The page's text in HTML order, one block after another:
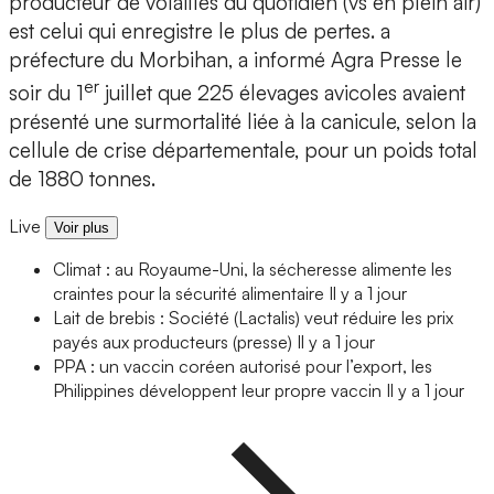
est celui qui enregistre le plus de pertes. a
préfecture du Morbihan, a informé Agra Presse le
soir du 1er juillet que 225 élevages avicoles avaient
présenté une surmortalité liée à la canicule, selon la
cellule de crise départementale, pour un poids total
de 1880 tonnes.
Live Voir plus
Climat : au Royaume-Uni, la sécheresse alimente les
craintes pour la sécurité alimentaire Il y a 1 jour
Lait de brebis : Société (Lactalis) veut réduire les prix
payés aux producteurs (presse) Il y a 1 jour
PPA : un vaccin coréen autorisé pour l’export, les
Philippines développent leur propre vaccin Il y a 1 jour